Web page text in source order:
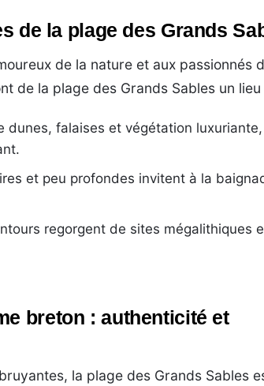
de la plage des Grands
de la nature et aux passionnés
de la plage des Grands Sables un lieu
dunes, falaises et végétation
et peu profondes invitent à la
regorgent de sites mégalithiques
breton : authenticité et
la plage des Grands Sables